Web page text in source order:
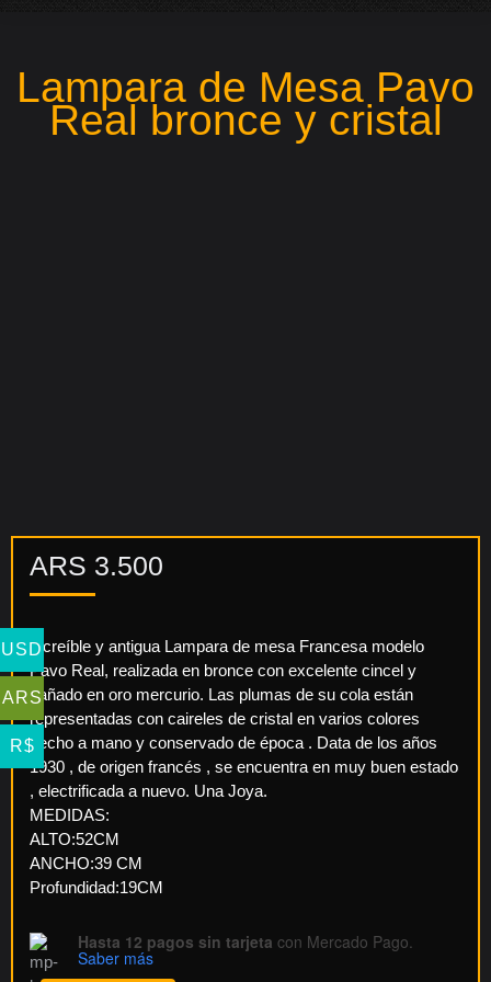
Lampara de Mesa Pavo
Real bronce y cristal
ARS 3.500
Increíble y antigua Lampara de mesa Francesa modelo
Pavo Real, realizada en bronce con excelente cincel y
bañado en oro mercurio. Las plumas de su cola están
representadas con caireles de cristal en varios colores
hecho a mano y conservado de época . Data de los años
1930 , de origen francés , se encuentra en muy buen estado
, electrificada a nuevo. Una Joya.
MEDIDAS:
ALTO:52CM
ANCHO:39 CM
Profundidad:19CM
Hasta 12 pagos sin tarjeta con Mercado Pago.
Saber más
USD
ARS
R$